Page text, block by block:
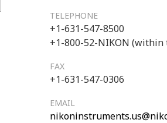
TELEPHONE
+1-631-547-8500
+1-800-52-NIKON (within
FAX
+1-631-547-0306
EMAIL